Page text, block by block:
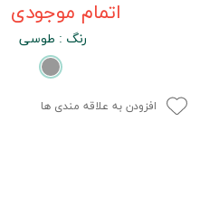
لیفان LIFAN
رنو RENAULT
اتمام موجودی
رنگ : طوسی
افزودن به علاقه مندی ها